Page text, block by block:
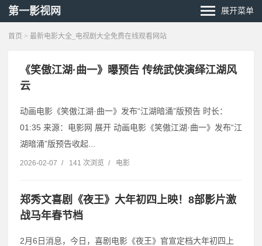
第一影视网 展开菜单
首页 > 最新电影大全_电视剧大全免费在线观看网站
《笑傲江湖·曲一》曝预告 传统武侠演绎江湖风
云
动画电影《笑傲江湖·曲一》发布“江湖暗涌”版预告 时长：
01:35 来源：电影网 展开 动画电影《笑傲江湖·曲一》发布“江
湖暗涌”版预告收起...
2026-02-07 / 141 次浏览 / 电影
郑秀文喜剧《夜王》大年初四上映！8部影片激
战马年春节档
2月6日消息，今日，喜剧电影《夜王》官宣定档大年初四上